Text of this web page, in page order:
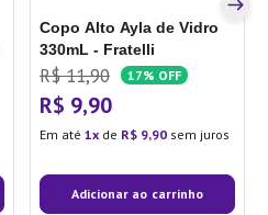
Copo Alto Ayla de Vidro
330mL - Fratelli
R$ 11,90 17% OFF
R$ 9,90
Em até 1 de R$ 9,90 sem juros
Adicionar ao carrinho